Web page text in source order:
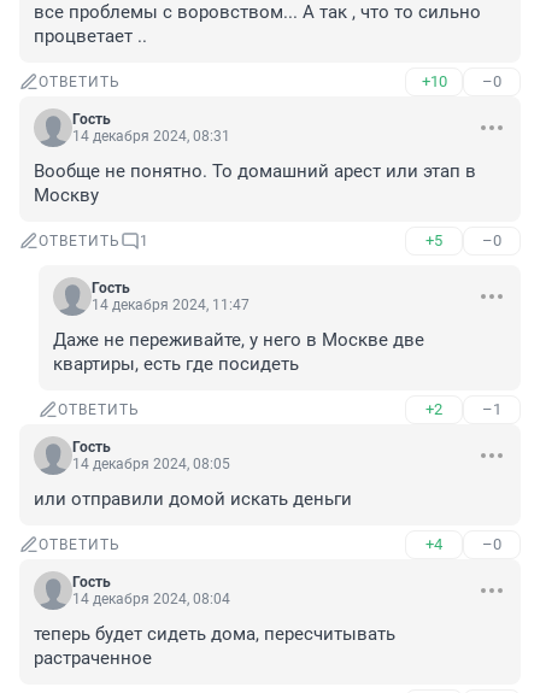
все проблемы с воровством... А так , что то сильно
процветает ..
ОТВЕТИТЬ +10 –0
Гость
14 декабря 2024, 08:31
Вообще не понятно. То домашний арест или этап в
Москву
ОТВЕТИТЬ 1 +5 –0
Гость
14 декабря 2024, 11:47
Даже не переживайте, у него в Москве две
квартиры, есть где посидеть
ОТВЕТИТЬ +2 –1
Гость
14 декабря 2024, 08:05
или отправили домой искать деньги
ОТВЕТИТЬ +4 –0
Гость
14 декабря 2024, 08:04
теперь будет сидеть дома, пересчитывать
растраченное